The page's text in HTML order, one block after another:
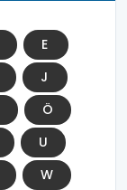
E
J
Ö
U
W